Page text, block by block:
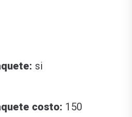
si
costo: 150